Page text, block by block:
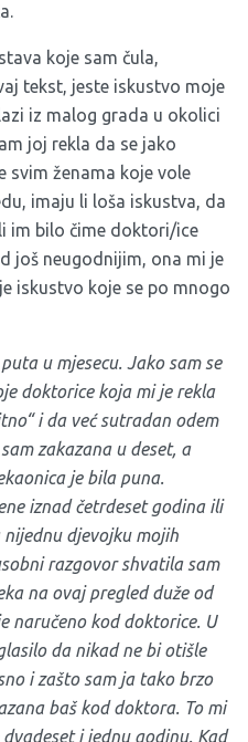
koje sam čula,
tekst, jeste iskustvo moje
iz malog grada u okolici
joj rekla da se jako
svim ženama koje vole
imaju li loša iskustva, da
im bilo čime doktori/ice
još neugodnijim, ona mi je
iskustvo koje se po mnogo
u mjesecu. Jako sam se
doktorice koja mi je rekla
i da već sutradan odem
zakazana u deset, a
je bila puna.
iznad četrdeset godina ili
djevojku mojih
razgovor shvatila sam
na ovaj pregled duže od
naručeno kod doktorice. U
da nikad ne bi otišle
i zašto sam ja tako brzo
baš kod doktora. To mi
i jednu godinu. Kad